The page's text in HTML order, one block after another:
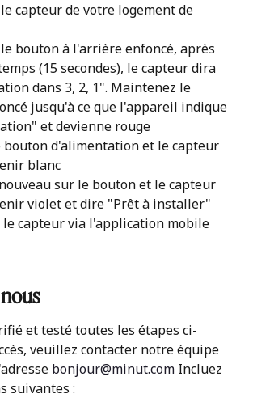
capteur de votre logement de
bouton à l'arrière enfoncé, après
(15 secondes), le capteur dira
dans 3, 2, 1". Maintenez le
jusqu'à ce que l'appareil indique
et devienne rouge
bouton d'alimentation et le capteur
blanc
sur le bouton et le capteur
violet et dire "Prêt à installer"
le capteur via l'application mobile
et testé toutes les étapes ci-
veuillez contacter notre équipe
bonjour@minut.com Incluez
suivantes :